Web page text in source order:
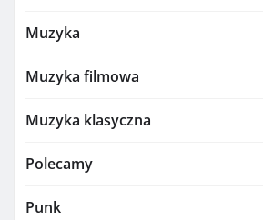
Muzyka
Muzyka filmowa
Muzyka klasyczna
Polecamy
Punk